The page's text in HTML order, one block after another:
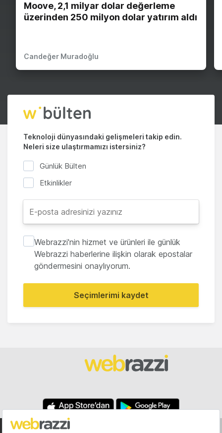
Moove, 2,1 milyar dolar değerleme
üzerinden 250 milyon dolar yatırım aldı
Candeğer Muradoğlu
Teknoloji dünyasındaki gelişmeleri takip edin.
Neleri size ulaştırmamızı istersiniz?
Günlük Bülten
Etkinlikler
Webrazzi'nin hizmet ve ürünleri ile günlük
Webrazzi haberlerine ilişkin olarak epostalar
göndermesini onaylıyorum.
Seçimlerimi kaydet